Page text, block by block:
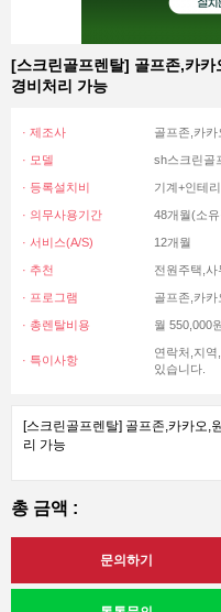
[스크린골프렌탈] 골프존,카
경비처리 가능
· 제조사 골프존,카카
· 모델 sh스크린골
· 등록설치비 기계+인테
· 의무사용기간 48개월(소
· 서비스(A/S) 12개월
· 추천 전원주택,
· 프로그램 골프존,카카
· 총렌탈비용 월 550,000
· 특이사항
연락처,지
있습니다.
[스크린골프렌탈] 골프존,카카오,
리 가능
총 금액 :